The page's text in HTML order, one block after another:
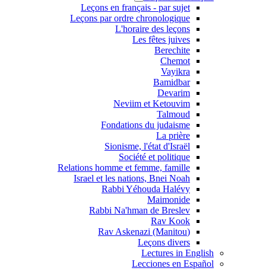
Leçons en français - par sujet
Leçons par ordre chronologique
L'horaire des leçons
Les fêtes juives
Berechite
Chemot
Vayikra
Bamidbar
Devarim
Neviim et Ketouvim
Talmoud
Fondations du judaisme
La prière
Sionisme, l'état d'Israël
Société et politique
Relations homme et femme, famille
Israel et les nations, Bnei Noah
Rabbi Yéhouda Halévy
Maimonide
Rabbi Na'hman de Breslev
Rav Kook
(Rav Askenazi (Manitou
Leçons divers
Lectures in English
Lecciones en Español